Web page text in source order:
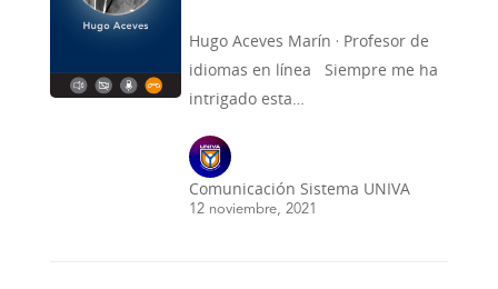
Hugo Aceves Marín · Profesor de
idiomas en línea Siempre me ha
intrigado esta…
Comunicación Sistema UNIVA
12 noviembre, 2021